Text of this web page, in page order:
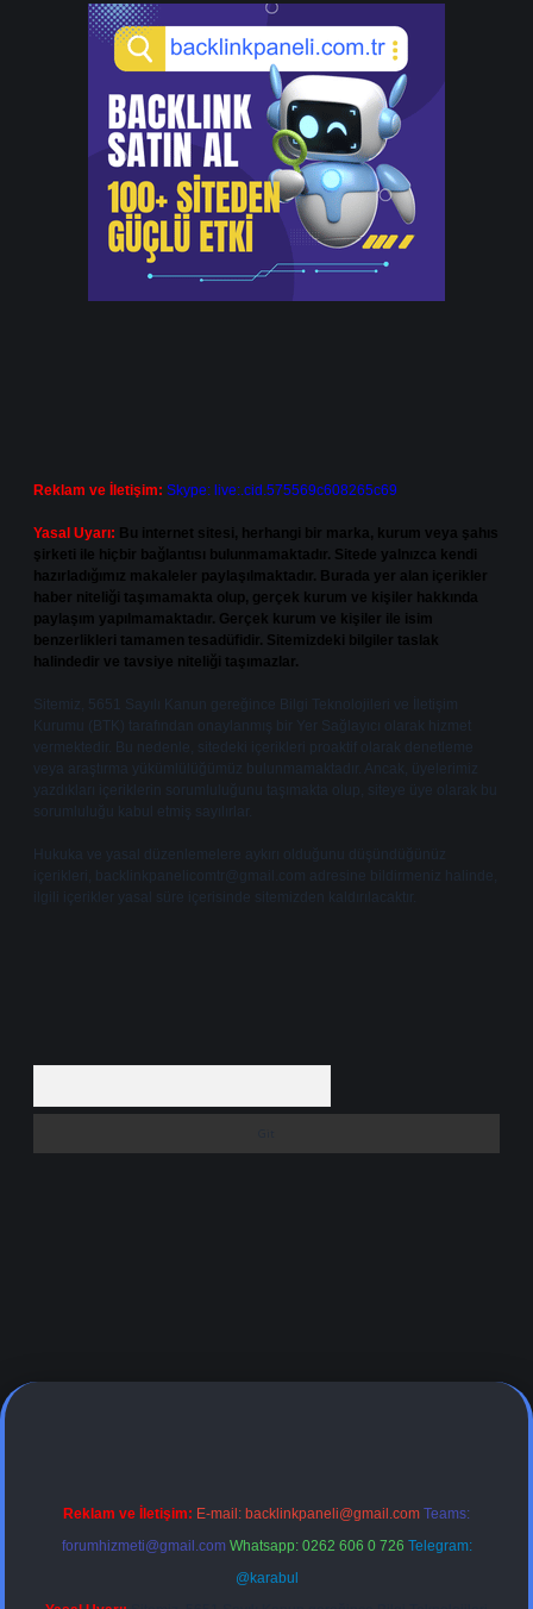
Reklam ve İletişim: Skype: live:.cid.575569c608265c69
Yasal Uyarı: Bu internet sitesi, herhangi bir marka, kurum veya şahıs
şirketi ile hiçbir bağlantısı bulunmamaktadır. Sitede yalnızca kendi
hazırladığımız makaleler paylaşılmaktadır. Burada yer alan içerikler
haber niteliği taşımamakta olup, gerçek kurum ve kişiler hakkında
paylaşım yapılmamaktadır. Gerçek kurum ve kişiler ile isim
benzerlikleri tamamen tesadüfidir. Sitemizdeki bilgiler taslak
halindedir ve tavsiye niteliği taşımazlar.
Sitemiz, 5651 Sayılı Kanun gereğince Bilgi Teknolojileri ve İletişim
Kurumu (BTK) tarafından onaylanmış bir Yer Sağlayıcı olarak hizmet
vermektedir. Bu nedenle, sitedeki içerikleri proaktif olarak denetleme
veya araştırma yükümlülüğümüz bulunmamaktadır. Ancak, üyelerimiz
yazdıkları içeriklerin sorumluluğunu taşımakta olup, siteye üye olarak bu
sorumluluğu kabul etmiş sayılırlar.
Hukuka ve yasal düzenlemelere aykırı olduğunu düşündüğünüz
içerikleri,
backlinkpanelicomtr@gmail.com adresine bildirmeniz halinde,
ilgili içerikler yasal süre içerisinde sitemizden kaldırılacaktır.
adresi
Reklam ve İletişim: E-mail: backlinkpaneli@gmail.com Teams:
forumhizmeti@gmail.com Whatsapp: 0262 606 0 726 Telegram:
@karabul